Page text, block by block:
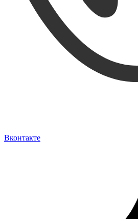
Вконтакте